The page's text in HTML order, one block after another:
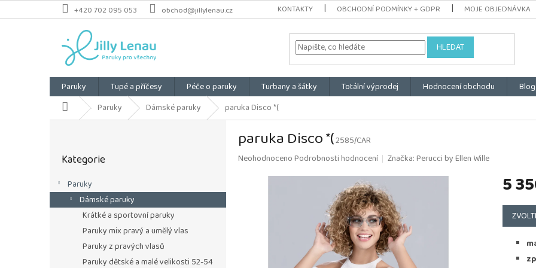
Přejít
na
+420 702 095 053 obchod@jillylenau.cz KONTAKTY OBCHODNÍ PODMÍNKY + GDPR MOJE OBJEDNÁVKA
HLEDAT
Paruky Tupé a příčesy Péče o paruky Turbany a šátky Totální výprodej Hodnocení obchodu Blog
Domů Paruky Dámské paruky paruka Disco *(
P
a
n
kategorie
Kategorie
Paruky
Dámské paruky
Krátké a sportovní paruky
Paruky mix pravý a umělý vlas
Paruky z pravých vlasů
Paruky dětské a malé velikosti 52-54
paruka Disco *(2585/CAR
Průměrné
NeohodnocenoPodrobnosti hodnocení Značka:Perucci by Ellen Wille
5
Měrná
cena: